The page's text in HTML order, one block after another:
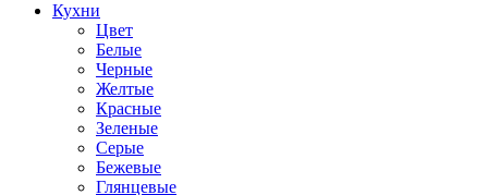
Кухни
Цвет
Белые
Черные
Желтые
Красные
Зеленые
Серые
Бежевые
Глянцевые